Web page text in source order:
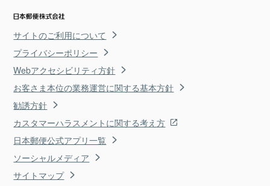
サイトのご利用について
プライバシーポリシー
Webアクセシビリティ方針
お客さま本位の業務運営に関する基本方針
勧誘方針
カスタマーハラスメントに関する考え方
日本郵便公式アプリ一覧
ソーシャルメディア
サイトマップ